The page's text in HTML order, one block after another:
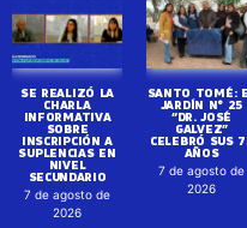
SE REALIZÓ LA
CHARLA
INFORMATIVA
SOBRE
INSCRIPCIÓN A
SUPLENCIAS EN
NIVEL
SECUNDARIO
7 de agosto de
2026
SANTO TOMÉ:
JARDÍN N° 25
“DR. JOSÉ
GALVEZ”
CELEBRÓ SUS
AÑOS
7 de agosto de
2026